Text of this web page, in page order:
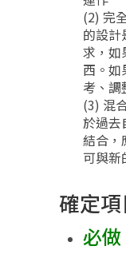
(2) 完
的設
求，如
西。如
考、調
(3) 混
於過去
結合，
可與新
確定
必做